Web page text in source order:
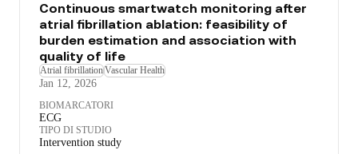
Continuous smartwatch monitoring after
atrial fibrillation ablation: feasibility of
burden estimation and association with
quality of life
Atrial fibrillationVascular Health
Jan 12, 2026
BIOMARCATORI
ECG
TIPO DI STUDIO
Intervention study